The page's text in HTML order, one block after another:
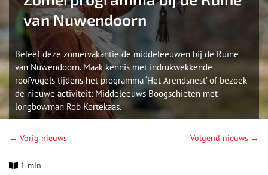
van Nuwendoorn
Beleef deze zomervakantie de middeleeuwen bij de Ruïne
van Nuwendoorn. Maak kennis met indrukwekkende
roofvogels tijdens het programma ‘Het Arendsnest’ of bezoek
de nieuwe activiteit: Middeleeuws Boogschieten met
longbowman Rob Kortekaas.
← Vorig nieuws Volgend nieuws →
1 min